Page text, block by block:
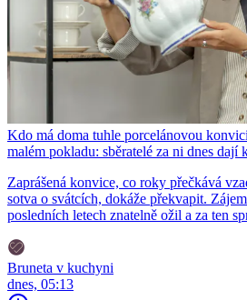
Kdo má doma tuhle porcelánovou
malém pokladu: sběratelé za ni dnes
Zaprášená konvice, co roky přečkává
sotva o svátcích, dokáže překvapit.
posledních letech znatelně ožil a za ten
Bruneta v kuchyni
dnes, 05:13